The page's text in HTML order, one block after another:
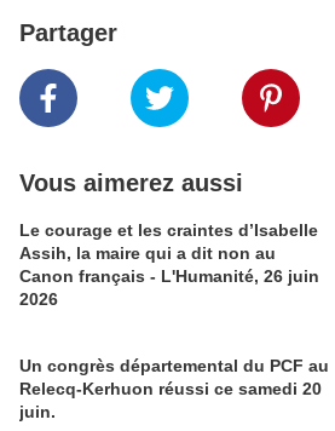
Partager
Vous aimerez aussi
Le courage et les craintes d’Isabelle
Assih, la maire qui a dit non au
Canon français - L'Humanité, 26 juin
2026
Un congrès départemental du PCF au
Relecq-Kerhuon réussi ce samedi 20
juin.